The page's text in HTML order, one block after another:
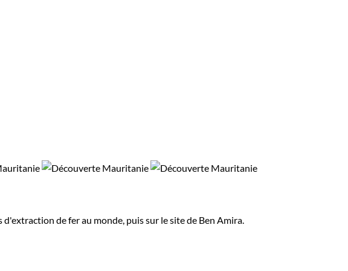
de fer au monde, puis sur le site de Ben Amira.